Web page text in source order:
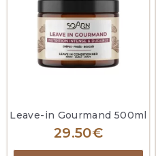
Leave-in Gourmand 500ml
29.50€